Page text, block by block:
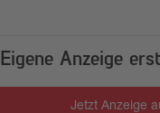
Eigene Anzeige
Jetzt Anzeige